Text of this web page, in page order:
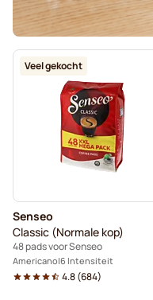
Veel gekocht
Senseo
Classic (Normale kop)
48 pads voor Senseo
Americano 6 Intensiteit
4.8(684)